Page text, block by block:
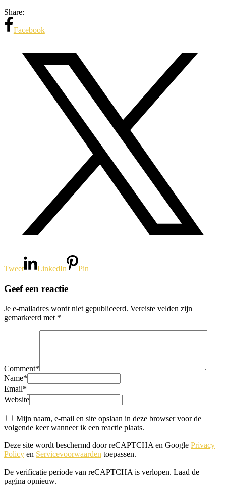
Share:
Facebook
Tweet LinkedIn Pin
Geef een reactie
Je e-mailadres wordt niet gepubliceerd. Vereiste velden zijn
gemarkeerd met *
Comment*
Name*
Email*
Website
Mijn naam, e-mail en site opslaan in deze browser voor de
volgende keer wanneer ik een reactie plaats.
Deze site wordt beschermd door reCAPTCHA en Google Privacy
Policy en Servicevoorwaarden toepassen.
De verificatie periode van reCAPTCHA is verlopen. Laad de
pagina opnieuw.